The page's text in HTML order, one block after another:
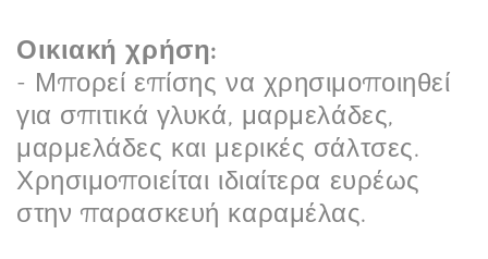
Οικιακή χρήση:
- Μπορεί επίσης να χρησιμοποιηθεί
για σπιτικά γλυκά, μαρμελάδες,
μαρμελάδες και μερικές σάλτσες.
Χρησιμοποιείται ιδιαίτερα ευρέως
στην παρασκευή καραμέλας.